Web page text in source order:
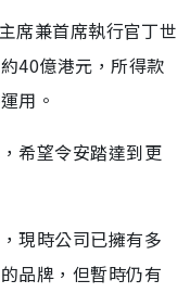
席兼首席執行官丁世
40億港元，所得款
用。
希望令安踏達到更
現時公司已擁有多
品牌，但暫時仍有